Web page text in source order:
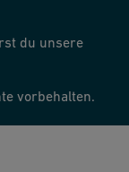
du unsere
vorbehalten.